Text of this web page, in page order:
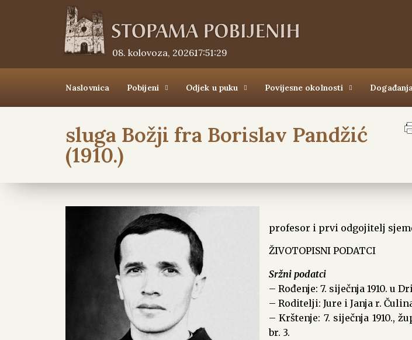
08. kolovoza, 2026.17:51:29
Naslovnica Pobijeni Odjek u puku Povijesne okolnosti
sluga Božji fra Borislav Pandžić
(1910.)
profesor i prvi odgojitelj
ŽIVOTOPISNI PODATCI
Sržni podatci
– Rođenje: 7. siječnja 1910. u
– Roditelji: Jure i Janja r.
– Krštenje: 7. siječnja 1910.,
br. 3.